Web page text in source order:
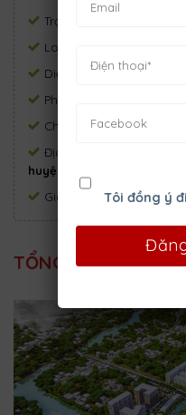
Trạng thái:
Loại hình:
Diện tích:
26 ha
Phòng tắm:
Chủ đầu tư:
Công ty
Địa chỉ:
Đường
huyện Bình Chánh, Tp.HCM
Giá:
Chỉ từ
TỔNG QUAN DỰ ÁN
Tôi đồng ý